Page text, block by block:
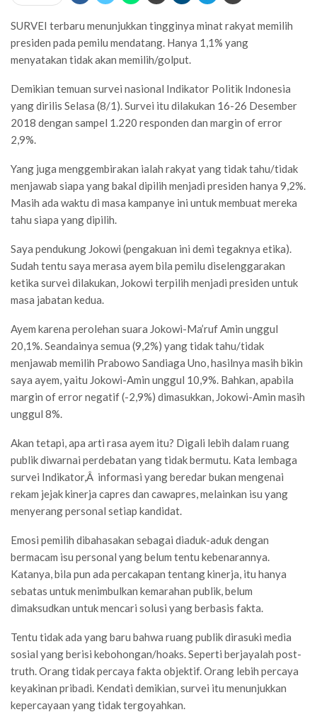
SURVEI terbaru menunjukkan tingginya minat rakyat memilih
presiden pada pemilu mendatang. Hanya 1,1% yang
menyatakan tidak akan memilih/golput.
Demikian temuan survei nasional Indikator Politik Indonesia
yang dirilis Selasa (8/1). Survei itu dilakukan 16-26 Desember
2018 dengan sampel 1.220 responden dan margin of error
2,9%.
Yang juga menggembirakan ialah rakyat yang tidak tahu/tidak
menjawab siapa yang bakal dipilih menjadi presiden hanya 9,2%.
Masih ada waktu di masa kampanye ini untuk membuat mereka
tahu siapa yang dipilih.
Saya pendukung Jokowi (pengakuan ini demi tegaknya etika).
Sudah tentu saya merasa ayem bila pemilu diselenggarakan
ketika survei dilakukan, Jokowi terpilih menjadi presiden untuk
masa jabatan kedua.
Ayem karena perolehan suara Jokowi-Ma’ruf Amin unggul
20,1%. Seandainya semua (9,2%) yang tidak tahu/tidak
menjawab memilih Prabowo Sandiaga Uno, hasilnya masih bikin
saya ayem, yaitu Jokowi-Amin unggul 10,9%. Bahkan, apabila
margin of error negatif (-2,9%) dimasukkan, Jokowi-Amin masih
unggul 8%.
Akan tetapi, apa arti rasa ayem itu? Digali lebih dalam ruang
publik diwarnai perdebatan yang tidak bermutu. Kata lembaga
survei Indikator,Â informasi yang beredar bukan mengenai
rekam jejak kinerja capres dan cawapres, melainkan isu yang
menyerang personal setiap kandidat.
Emosi pemilih dibahasakan sebagai diaduk-aduk dengan
bermacam isu personal yang belum tentu kebenarannya.
Katanya, bila pun ada percakapan tentang kinerja, itu hanya
sebatas untuk menimbulkan kemarahan publik, belum
dimaksudkan untuk mencari solusi yang berbasis fakta.
Tentu tidak ada yang baru bahwa ruang publik dirasuki media
sosial yang berisi kebohongan/hoaks. Seperti berjayalah post-
truth. Orang tidak percaya fakta objektif. Orang lebih percaya
keyakinan pribadi. Kendati demikian, survei itu menunjukkan
kepercayaan yang tidak tergoyahkan.